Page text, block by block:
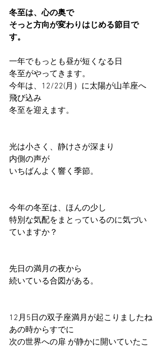
冬至は、心の奥で
そっと方向が変わりはじめる節目で
す。
一年でもっとも昼が短くなる日
冬至がやってきます。
今年は、12/22(月）に太陽が山羊座へ
飛び込み
冬至を迎えます。
光は小さく、静けさが深まり
内側の声が
いちばんよく響く季節。
今年の冬至は、ほんの少し
特別な気配をまとっているのに気づい
ていますか？
先日の満月の夜から
続いている合図がある。
12月5日の双子座満月が起こりましたね
あの時からすでに
次の世界への扉 が静かに開いていたこ